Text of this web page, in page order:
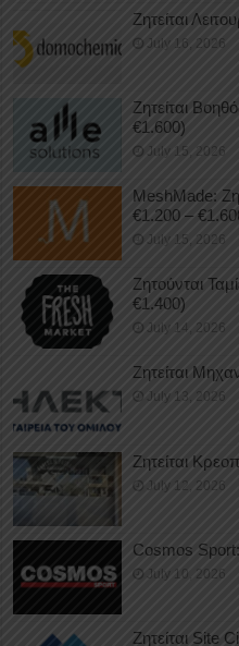
Ζητείται
July 16, 2026
Ζητείται
€1.600)
July 15, 2026
MeshMade:
€1.200 –
July 15, 2026
Ζητούνται
€1.400)
July 14, 2026
Ζητείται
July 13, 2026
Ζητείται
July 12, 2026
Cosmos
July 10, 2026
Ζητείται Site